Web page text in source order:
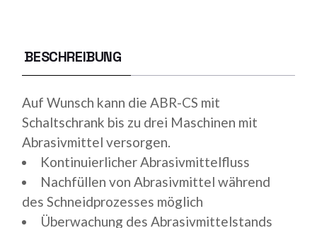
BESCHREIBUNG
Auf Wunsch kann die ABR-CS mit
Schaltschrank bis zu drei Maschinen mit
Abrasivmittel versorgen.
Kontinuierlicher Abrasivmittelfluss
Nachfüllen von Abrasivmittel während
des Schneidprozesses möglich
Überwachung des Abrasivmittelstands